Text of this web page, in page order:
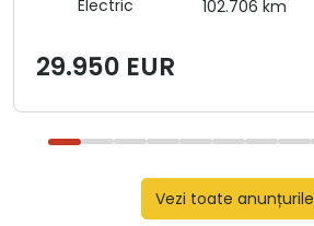
Electric 102.706 km
29.950 EUR
Vezi toate anunțurile